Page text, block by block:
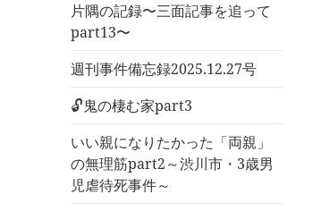
片隅の記録〜三面記事を追って
part13〜
週刊事件備忘録2025.12.27号
🔓鬼の棲む家part3
いい親になりたかった「両親」
の無理筋part2～渋川市・3歳男
児虐待死事件～